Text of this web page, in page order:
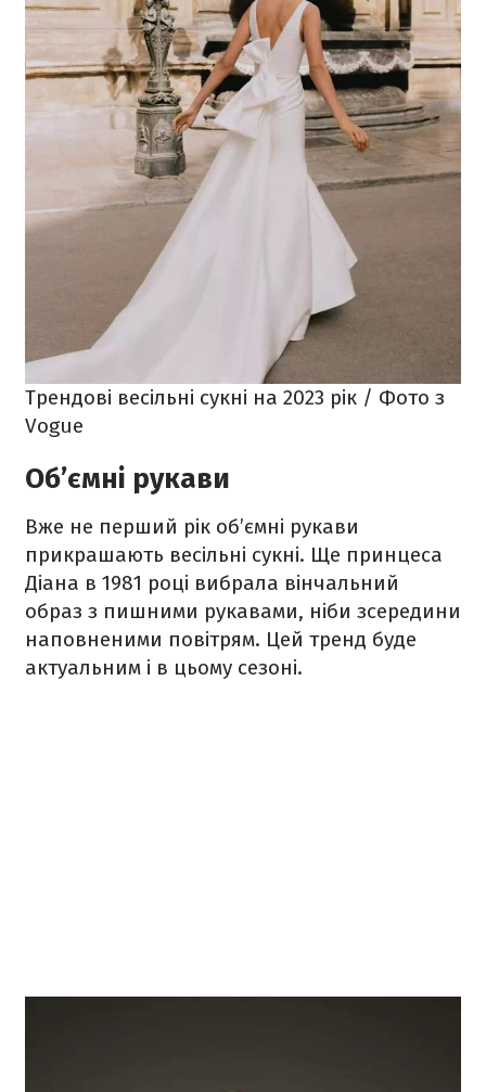
Трендові весільні сукні на 2023 рік / Фото з
Vogue
Об’ємні рукави
Вже не перший рік об’ємні рукави
прикрашають весільні сукні. Ще принцеса
Діана в 1981 році вибрала вінчальний
образ з пишними рукавами, ніби зсередини
наповненими повітрям. Цей тренд буде
актуальним і в цьому сезоні.